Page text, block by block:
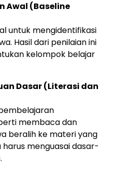
Awal (Baseline
untuk mengidentifikasi
Hasil dari penilaian ini
kelompok belajar
Dasar (Literasi dan
membaca dan
beralih ke materi yang
menguasai dasar-